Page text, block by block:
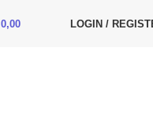
0,00 LOGIN /